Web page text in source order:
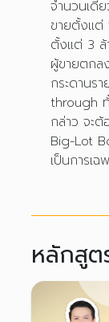
จำนวนเดี
ขายตั้งแต่
ตั้งแต่ 3 ล้
ผู้ขายตกล
กระดานร
through
กล่าว จะ
Big-Lot
เป็นการเฉ
หลักสูต